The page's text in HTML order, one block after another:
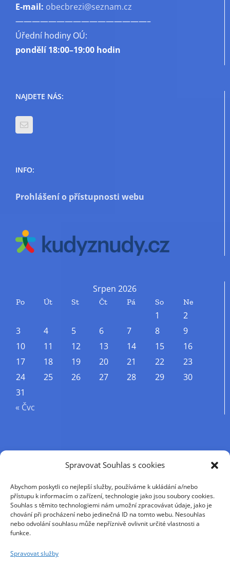
Spravovat Souhlas s cookies
Abychom poskytli co nejlepší služby, používáme k ukládání a/nebo
přístupu k informacím o zařízení, technologie jako jsou soubory cookies.
Souhlas s těmito technologiemi nám umožní zpracovávat údaje, jako je
chování při procházení nebo jedinečná ID na tomto webu. Nesouhlas
nebo odvolání souhlasu může nepříznivě ovlivnit určité vlastnosti a
funkce.
Spravovat služby
E-mail: obecbrezi@seznam.cz
————————————————–
Úřední hodiny OÚ:
pondělí18:00–19:00 hodin
NAJDETE NÁS:
INFO:
Prohlášení o přístupnosti webu
Srpen 2026
Po Út St Čt Pá So Ne
1
2
3
4 5 6 7 8
9
10
11 12 13 14 15
16
17
18 19 20 21 22
23
24
25 26 27 28 29
30
31
« Čvc
Příjmení
Křestní jméno
E-mail